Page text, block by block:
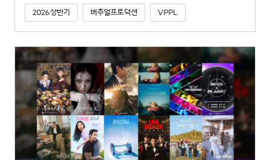
2026상반기 버추얼프로덕션 VPPL